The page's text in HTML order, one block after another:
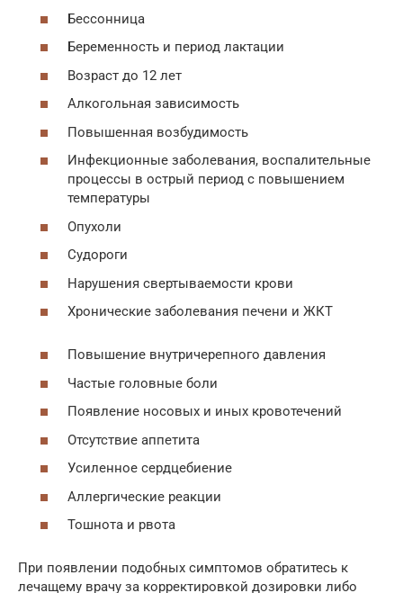
Бессонница
Беременность и период лактации
Возраст до 12 лет
Алкогольная зависимость
Повышенная возбудимость
Инфекционные заболевания, воспалительные
процессы в острый период с повышением
температуры
Опухоли
Судороги
Нарушения свертываемости крови
Хронические заболевания печени и ЖКТ
Повышение внутричерепного давления
Частые головные боли
Появление носовых и иных кровотечений
Отсутствие аппетита
Усиленное сердцебиение
Аллергические реакции
Тошнота и рвота
При появлении подобных симптомов обратитесь к
лечащему врачу за корректировкой дозировки либо